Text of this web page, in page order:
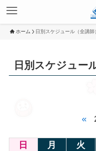
ホーム 日別スケジュール（全講師
日別スケジュー
«
日 月 火